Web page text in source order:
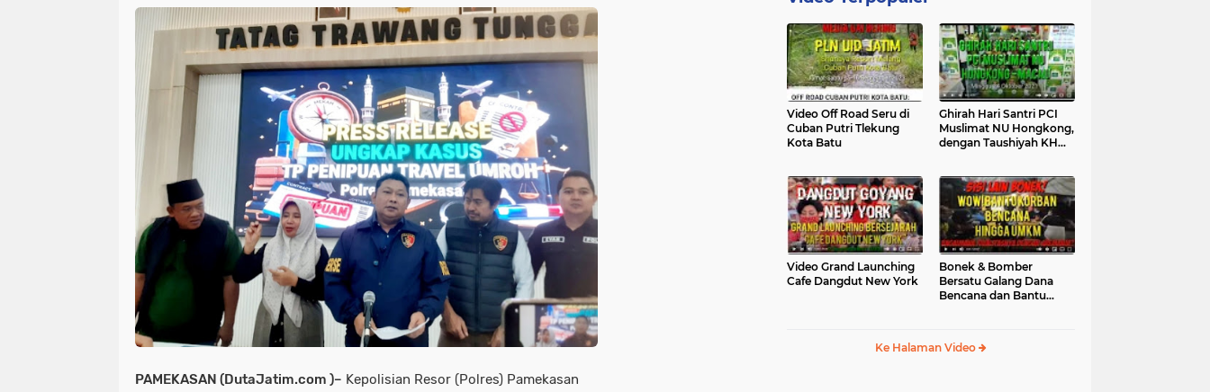
​PAMEKASAN (DutaJatim.com )– Kepolisian Resor (Polres) Pamekasan
Video Off Road Seru di
Cuban Putri Tlekung
Kota Batu
Ghirah Hari Santri PCI
Muslimat NU Hongkong,
dengan Taushiyah KH
Video Grand Launching
Cafe Dangdut New York
Bonek & Bomber
Bersatu Galang Dana
Bencana dan Bantu
Ke Halaman Video